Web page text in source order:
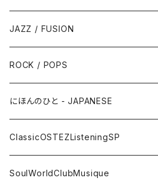
JAZZ / FUSION
ピアノ - Piano
サックス - Saxophone
トランペット - Trumpet
トロンボーン - Trombone
ROCK / POPS
50s-60s POPULAR VOCAL / OLDIES
SURF / INSTRO
FOLK / SSW
にほんのひと - JAPANESE
グループサウンズ - GS
にほんのポップス
ClassicOSTEZListeningSP
CLASSIC
SoulWorldClubMusique